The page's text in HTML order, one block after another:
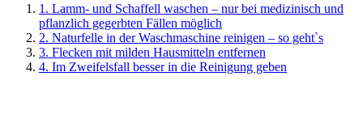
1. Lamm- und Schaffell waschen – nur bei medizinisch und
pflanzlich gegerbten Fällen möglich
2. Naturfelle in der Waschmaschine reinigen – so geht`s
3. Flecken mit milden Hausmitteln entfernen
4. Im Zweifelsfall besser in die Reinigung geben